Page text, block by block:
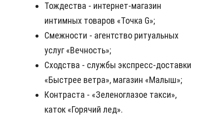
Тождества - интернет-магазин
интимных товаров «Точка G»;
Смежности - агентство ритуальных
услуг «Вечность»;
Сходства - службы экспресс-доставки
«Быстрее ветра», магазин «Малыш»;
Контраста - «Зеленоглазое такси»,
каток «Горячий лед».